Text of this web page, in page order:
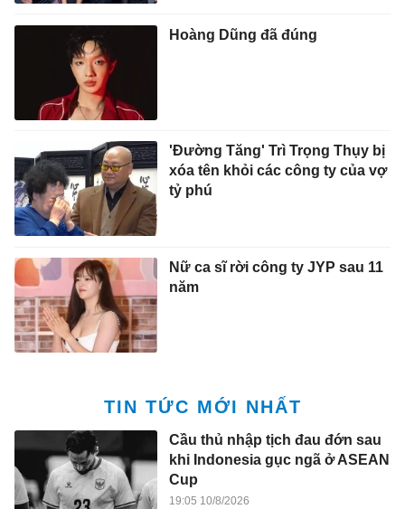
Hoàng Dũng đã đúng
'Đường Tăng' Trì Trọng Thụy bị
xóa tên khỏi các công ty của vợ
tỷ phú
Nữ ca sĩ rời công ty JYP sau 11
năm
TIN TỨC MỚI NHẤT
Cầu thủ nhập tịch đau đớn sau
khi Indonesia gục ngã ở ASEAN
Cup
19:05 10/8/2026